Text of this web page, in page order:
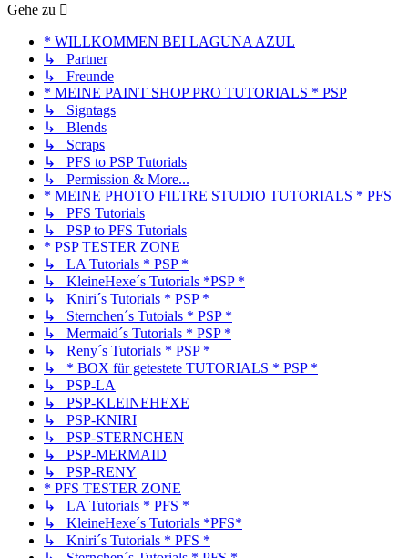
Gehe zu
* WILLKOMMEN BEI LAGUNA AZUL
↳ Partner
↳ Freunde
* MEINE PAINT SHOP PRO TUTORIALS * PSP
↳ Signtags
↳ Blends
↳ Scraps
↳ PFS to PSP Tutorials
↳ Permission & More...
* MEINE PHOTO FILTRE STUDIO TUTORIALS * PFS
↳ PFS Tutorials
↳ PSP to PFS Tutorials
* PSP TESTER ZONE
↳ LA Tutorials * PSP *
↳ KleineHexe´s Tutorials *PSP *
↳ Kniri´s Tutorials * PSP *
↳ Sternchen´s Tutoials * PSP *
↳ Mermaid´s Tutorials * PSP *
↳ Reny´s Tutorials * PSP *
↳ * BOX für getestete TUTORIALS * PSP *
↳ PSP-LA
↳ PSP-KLEINEHEXE
↳ PSP-KNIRI
↳ PSP-STERNCHEN
↳ PSP-MERMAID
↳ PSP-RENY
* PFS TESTER ZONE
↳ LA Tutorials * PFS *
↳ KleineHexe´s Tutorials *PFS*
↳ Kniri´s Tutorials * PFS *